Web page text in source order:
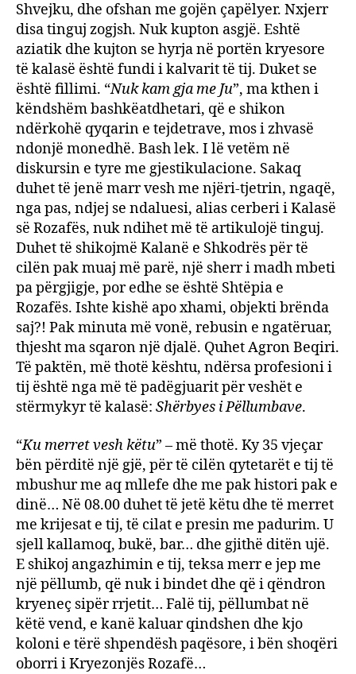
Shvejku, dhe ofshan me gojën çapëlyer. Nxjerr
disa tinguj zogjsh. Nuk kupton asgjë. Eshtë
aziatik dhe kujton se hyrja në portën kryesore
të kalasë është fundi i kalvarit të tij. Duket se
është fillimi. “Nuk kam gja me Ju”, ma kthen i
këndshëm bashkëatdhetari, që e shikon
ndërkohë qyqarin e tejdetrave, mos i zhvasë
ndonjë monedhë. Bash lek. I lë vetëm në
diskursin e tyre me gjestikulacione. Sakaq
duhet të jenë marr vesh me njëri-tjetrin, ngaqë,
nga pas, ndjej se ndaluesi, alias cerberi i Kalasë
së Rozafës, nuk ndihet më të artikulojë tinguj.
Duhet të shikojmë Kalanë e Shkodrës për të
cilën pak muaj më parë, një sherr i madh mbeti
pa përgjigje, por edhe se është Shtëpia e
Rozafës. Ishte kishë apo xhami, objekti brënda
saj?! Pak minuta më vonë, rebusin e ngatëruar,
thjesht ma sqaron një djalë. Quhet Agron Beqiri.
Të paktën, më thotë kështu, ndërsa profesioni i
tij është nga më të padëgjuarit për veshët e
stërmykyr të kalasë: Shërbyes i Pëllumbave.
“Ku merret vesh këtu” – më thotë. Ky 35 vjeçar
bën përditë një gjë, për të cilën qytetarët e tij të
mbushur me aq mllefe dhe me pak histori pak e
dinë… Në 08.00 duhet të jetë këtu dhe të merret
me krijesat e tij, të cilat e presin me padurim. U
sjell kallamoq, bukë, bar… dhe gjithë ditën ujë.
E shikoj angazhimin e tij, teksa merr e jep me
një pëllumb, që nuk i bindet dhe që i qëndron
kryeneç sipër rrjetit… Falë tij, pëllumbat në
këtë vend, e kanë kaluar qindshen dhe kjo
koloni e tërë shpendësh paqësore, i bën shoqëri
oborri i Kryezonjës Rozafë…